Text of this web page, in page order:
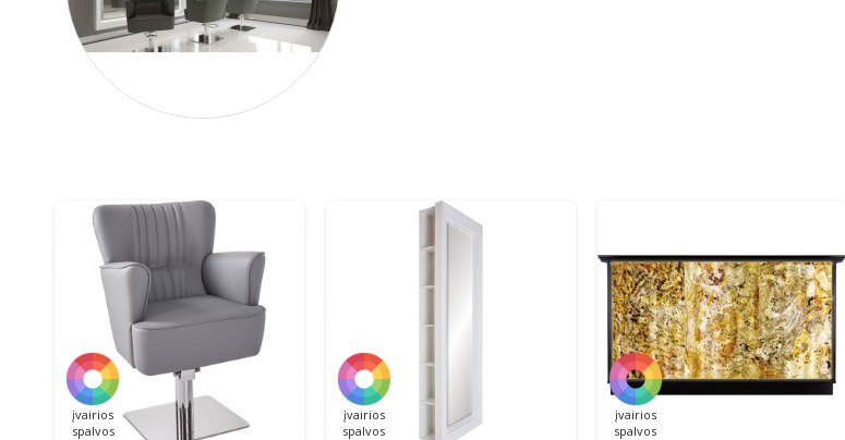
įvairios
spalvos
įvairios
spalvos
įvairios
spalvos